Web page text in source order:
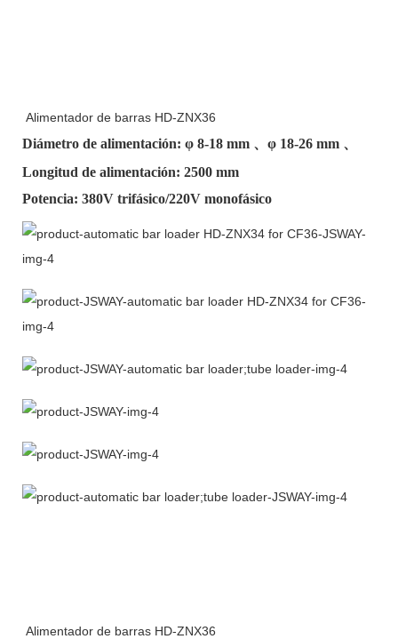
Alimentador de barras HD-ZNX36
Diámetro de alimentación: φ 8-18 mm 、φ 18-26 mm 、
Longitud de alimentación: 2500 mm
Potencia: 380V trifásico/220V monofásico
Alimentador de barras HD-ZNX36